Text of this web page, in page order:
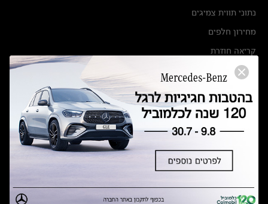
נתוני תווית צמיגים
מחירון חלפים
קריאה חוזרת
הודעה על הטבות לרכבי מרצדס בהסדר פשרה בתצ 56447-02-19
תקנון ימי מכירות 120 לכלמוביל
מצאו אותנו
אולמות תצוגה